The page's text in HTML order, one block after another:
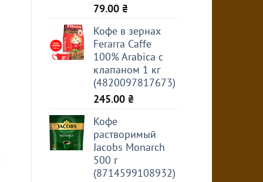
79.00 ₴
Кофе в зернах
Ferarra Caffe
100% Arabica с
клапаном 1 кг
(4820097817673)
245.00 ₴
Кофе
растворимый
Jacobs Monarch
500 г
(8714599108932)